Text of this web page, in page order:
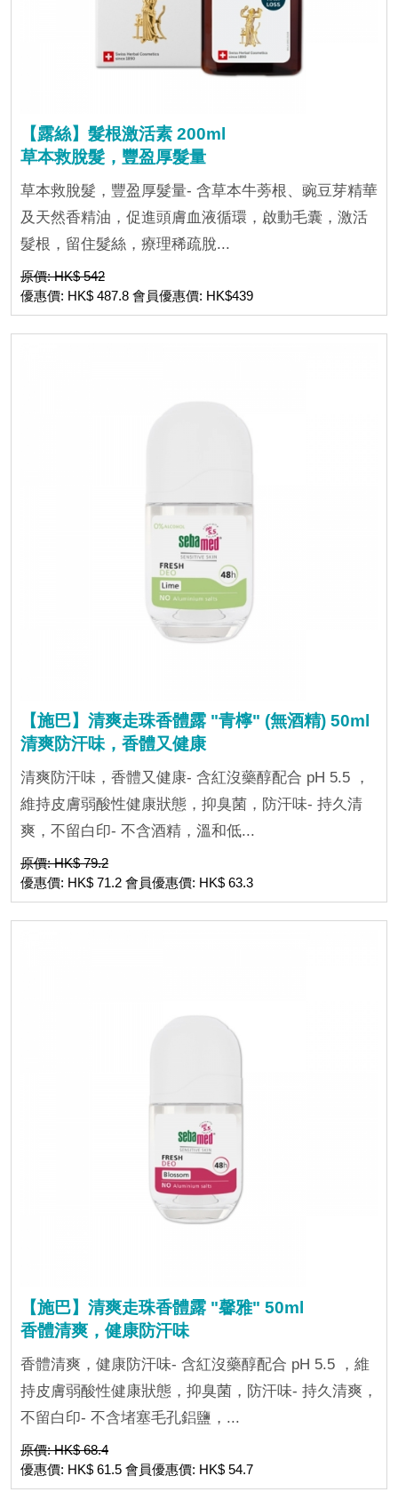
【露絲】髮根激活素 200ml
草本救脫髮，豐盈厚髮量
草本救脫髮，豐盈厚髮量- 含草本牛蒡根、豌豆芽精華
及天然香精油，促進頭膚血液循環，啟動毛囊，激活
髮根，留住髮絲，療理稀疏脫...
原價: HK$ 542
優惠價: HK$ 487.8 會員優惠價: HK$439
【施巴】清爽走珠香體露 "青檸" (無酒精) 50ml
清爽防汗味，香體又健康
清爽防汗味，香體又健康- 含紅沒藥醇配合 pH 5.5 ，
維持皮膚弱酸性健康狀態，抑臭菌，防汗味- 持久清
爽，不留白印- 不含酒精，溫和低...
原價: HK$ 79.2
優惠價: HK$ 71.2 會員優惠價: HK$ 63.3
【施巴】清爽走珠香體露 "馨雅" 50ml
香體清爽，健康防汗味
香體清爽，健康防汗味- 含紅沒藥醇配合 pH 5.5 ，維
持皮膚弱酸性健康狀態，抑臭菌，防汗味- 持久清爽，
不留白印- 不含堵塞毛孔鋁鹽，...
原價: HK$ 68.4
優惠價: HK$ 61.5 會員優惠價: HK$ 54.7